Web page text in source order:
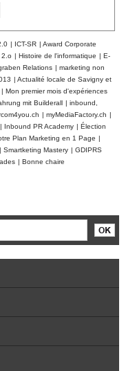
| ICT-SR | Award Corporate
2.o | Histoire de l'informatique | E-
Relations | marketing non
| Actualité locale de Savigny et
| Mon premier mois d'expériences
mit Builderall | inbound,
| myMediaFactory.ch |
| Inbound PR Academy | Élection
Plan Marketing en 1 Page |
| Smartketing Mastery | GDIPRS
| Bonne chaire